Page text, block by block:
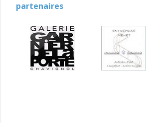
partenaires